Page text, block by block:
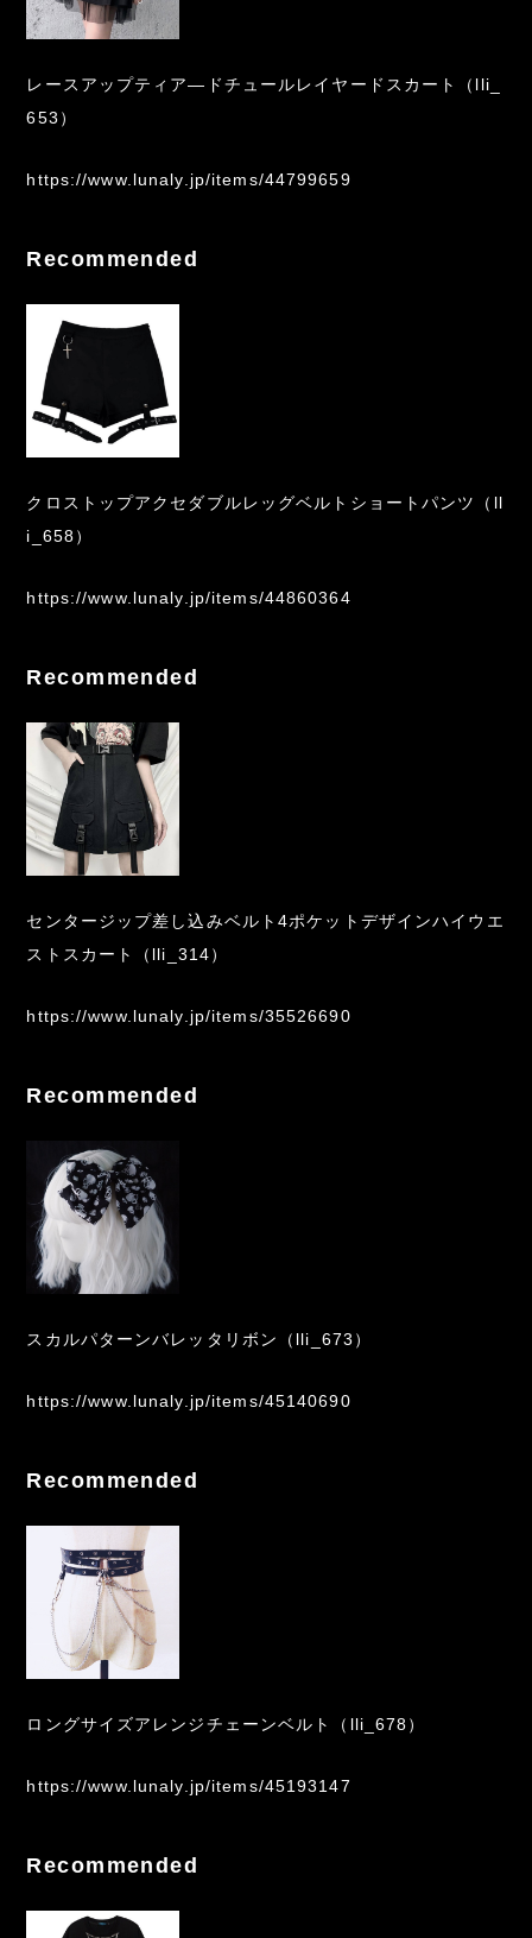
レースアップティア―ドチュールレイヤードスカート（lli_
653）
https://www.lunaly.jp/items/44799659
Recommended
クロストップアクセダブルレッグベルトショートパンツ（ll
i_658）
https://www.lunaly.jp/items/44860364
Recommended
センタージップ差し込みベルト4ポケットデザインハイウエ
ストスカート（lli_314）
https://www.lunaly.jp/items/35526690
Recommended
スカルパターンバレッタリボン（lli_673）
https://www.lunaly.jp/items/45140690
Recommended
ロングサイズアレンジチェーンベルト（lli_678）
https://www.lunaly.jp/items/45193147
Recommended